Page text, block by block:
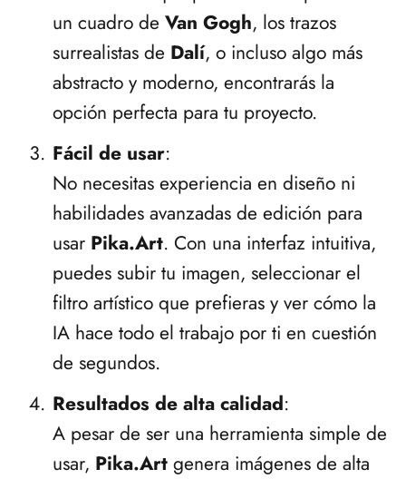
un cuadro de Van Gogh, los trazos
surrealistas de Dalí, o incluso algo más
abstracto y moderno, encontrarás la
opción perfecta para tu proyecto.
Fácil de usar:
No necesitas experiencia en diseño ni
habilidades avanzadas de edición para
usar Pika.Art. Con una interfaz intuitiva,
puedes subir tu imagen, seleccionar el
filtro artístico que prefieras y ver cómo la
IA hace todo el trabajo por ti en cuestión
de segundos.
Resultados de alta calidad:
A pesar de ser una herramienta simple de
usar, Pika.Art genera imágenes de alta